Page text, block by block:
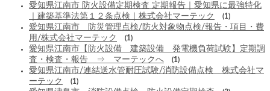
愛知県江南市 防火設備定期検査 定期報告｜愛知県に最強特化
｜建築基準法第１２条点検｜株式会社マーテック
(1)
愛知県江南市 防災管理点検/防火対象物点検/報告・項目・費
用/株式会社マーテック
(1)
愛知県江南市【防火設備 建築設備 発電機負荷試験】定期調
査・検査・報告 ⇒ マーテックへ
(1)
愛知県江南市/連結送水管耐圧試験/消防設備点検 株式会社マ
ーテック
(1)